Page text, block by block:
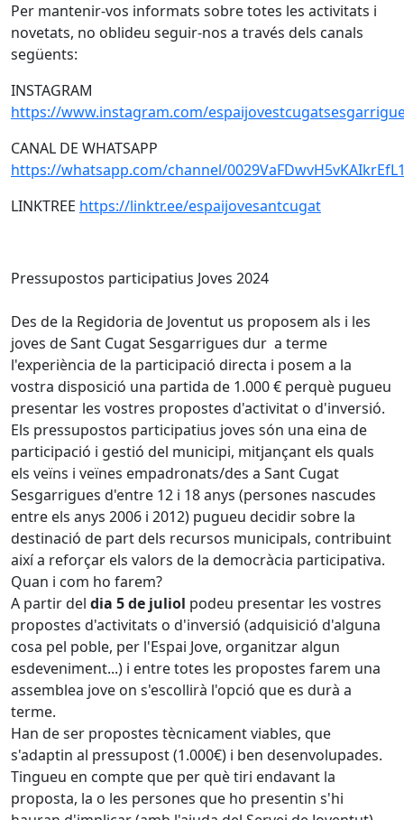
Per mantenir-vos informats sobre totes les activitats i
novetats, no oblideu seguir-nos a través dels canals
següents:
INSTAGRAM
https://www.instagram.com/
CANAL DE WHATSAPP
https://whatsapp.com/channel/
LINKTREE https://linktr.ee/espaijovesantcugat
Pressupostos participatius Joves 2024
Des de la Regidoria de Joventut us proposem als i les
joves de Sant Cugat Sesgarrigues dur a terme
l'experiència de la participació directa i posem a la
vostra disposició una partida de 1.000 € perquè pugueu
presentar les vostres propostes d'activitat o d'inversió.
Els pressupostos participatius joves són una eina de
participació i gestió del municipi, mitjançant els quals
els veïns i veïnes empadronats/des a Sant Cugat
Sesgarrigues d'entre 12 i 18 anys (persones nascudes
entre els anys 2006 i 2012) pugueu decidir sobre la
destinació de part dels recursos municipals, contribuint
així a reforçar els valors de la democràcia participativa.
Quan i com ho farem?
A partir del dia 5 de juliol podeu presentar les vostres
propostes d'activitats o d'inversió (adquisició d'alguna
cosa pel poble, per l'Espai Jove, organitzar algun
esdeveniment...) i entre totes les propostes farem una
assemblea jove on s'escollirà l'opció que es durà a
terme.
Han de ser propostes tècnicament viables, que
s'adaptin al pressupost (1.000€) i ben desenvolupades.
Tingueu en compte que per què tiri endavant la
proposta, la o les persones que ho presentin s'hi